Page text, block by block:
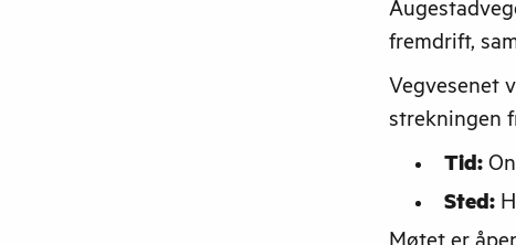
fremdrift,
Vegvesenet
strekningen
Tid:
Sted: